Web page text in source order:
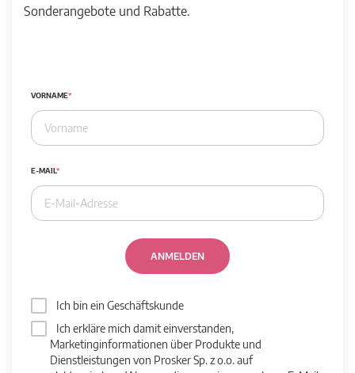
Sonderangebote und Rabatte.
VORNAME
E-MAIL
ANMELDEN
Ich bin ein Geschäftskunde
Ich erkläre mich damit einverstanden,
Marketinginformationen über Produkte und
Dienstleistungen von Prosker Sp. z o.o. auf